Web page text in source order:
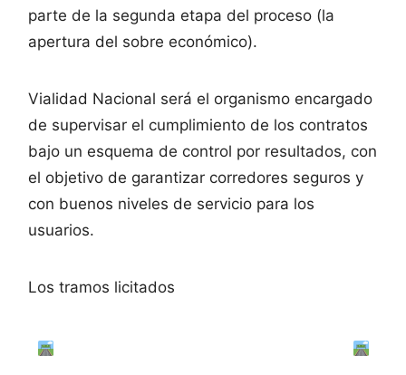
parte de la segunda etapa del proceso (la
apertura del sobre económico).
Vialidad Nacional será el organismo encargado
de supervisar el cumplimiento de los contratos
bajo un esquema de control por resultados, con
el objetivo de garantizar corredores seguros y
con buenos niveles de servicio para los
usuarios.
Los tramos licitados